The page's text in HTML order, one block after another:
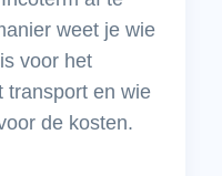
weet je wie
voor het
transport en wie
de kosten.